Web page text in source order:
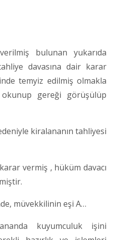
bulunan yukarıda
davasına dair karar
temyiz edilmiş olmakla
gereği görüşülüp
kiralananın tahliyesi
vermiş , hüküm davacı
müvekkilinin eşi A…
kuyumculuk işini